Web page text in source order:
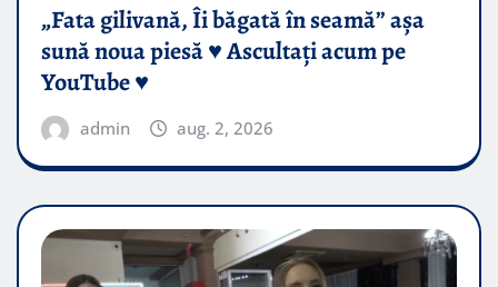
„Fata gilivană, Îi băgată în seamă” așa
sună noua piesă ♥️ Ascultați acum pe
YouTube ♥️
admin aug. 2, 2026